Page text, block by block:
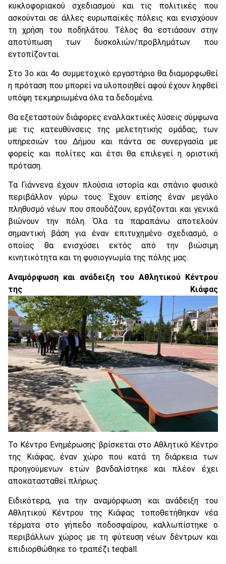
κυκλοφοριακού σχεδιασμού και τις πολιτικές που
ασκούνται σε άλλες ευρωπαϊκές πόλεις και ενισχύουν
τη χρήση του ποδηλάτου. Τέλος θα εστιάσουν στην
αποτύπωση των δυσκολιών/προβλημάτων που
εντοπίζονται.
Στο 3ο και 4ο συμμετοχικό εργαστήριο θα διαμορφωθεί
η πρόταση που μπορεί να υλοποιηθεί αφού έχουν ληφθεί
υπόψη τεκμηριωμένα όλα τα δεδομένα.
Θα εξεταστούν διάφορες εναλλακτικές λύσεις σύμφωνα
με τις κατευθύνσεις της μελετητικής ομάδας, των
υπηρεσιών του Δήμου και πάντα σε συνεργασία με
φορείς και πολίτες και έτσι θα επιλεγεί η οριστική
πρόταση.
Τα Γιάννενα έχουν πλούσια ιστορία και σπάνιο φυσικό
περιβάλλον γύρω τους. Έχουν επίσης έναν μεγάλο
πληθυσμό νέων που σπουδάζουν, εργάζονται και γενικά
βιώνουν την πόλη. Όλα τα παραπάνω αποτελούν
σημαντική βάση για έναν επιτυχημένο σχεδιασμό, ο
οποίος θα ενισχύσει εκτός από την βιώσιμη
κινητικότητα και τη φυσιογνωμία της πόλης μας.
Αναμόρφωση και ανάδειξη του Αθλητικού Κέντρου
της Κιάφας
Το Κέντρο Ενημέρωσης βρίσκεται στο Αθλητικό Κέντρο
της Κιάφας, έναν χώρο που κατά τη διάρκεια των
προηγούμενων ετών βανδαλίστηκε και πλέον έχει
αποκατασταθεί πλήρως.
Ειδικότερα, για την αναμόρφωση και ανάδειξη του
Αθλητικού Κέντρου της Κιάφας τοποθετήθηκαν νέα
τέρματα στο γήπεδο ποδοσφαίρου, καλλωπίστηκε ο
περιβάλλων χώρος με τη φύτευση νέων δέντρων και
επιδιορθώθηκε το τραπέζι teqball.